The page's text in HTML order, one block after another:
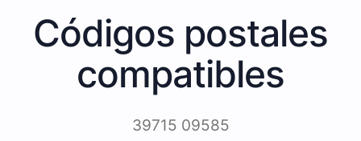
Códigos postales
compatibles
39715 09585